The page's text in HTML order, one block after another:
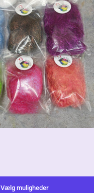
Vælg muligheder